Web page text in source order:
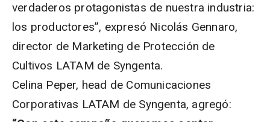
verdaderos protagonistas de nuestra industria:
los productores”, expresó Nicolás Gennaro,
director de Marketing de Protección de
Cultivos LATAM de Syngenta.
Celina Peper, head de Comunicaciones
Corporativas LATAM de Syngenta, agregó: